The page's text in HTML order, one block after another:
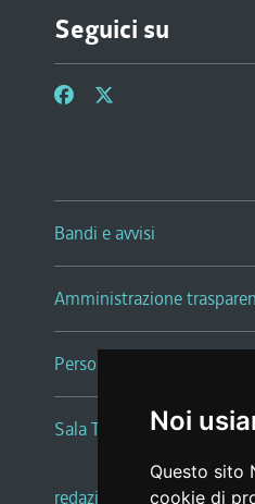
Noi
Questo sito
cookie di
Seguici su
Bandi e avvisi
Amministrazione
Persone e Uffici
Sala Tiziano Tessitori
redazione web |note